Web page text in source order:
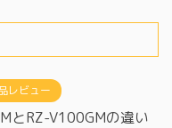
レビュー
とRZ-V100GMの違い